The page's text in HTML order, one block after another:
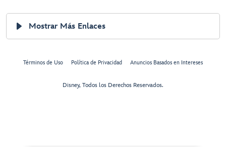
Mostrar Más Enlaces
Términos de Uso Política de Privacidad Anuncios Basados en Intereses
Disney, Todos los Derechos Reservados.